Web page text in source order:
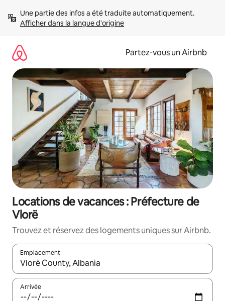
directement
Afficher dans la langue d'origine
Partez-vous un Airbnb
Locations de vacances : Préfecture de
Vlorë
Trouvez et réservez des logements uniques sur Airbnb.
Emplacement
Quand les résultats sont affichés, parcourez-les en utilisant
Arrivée